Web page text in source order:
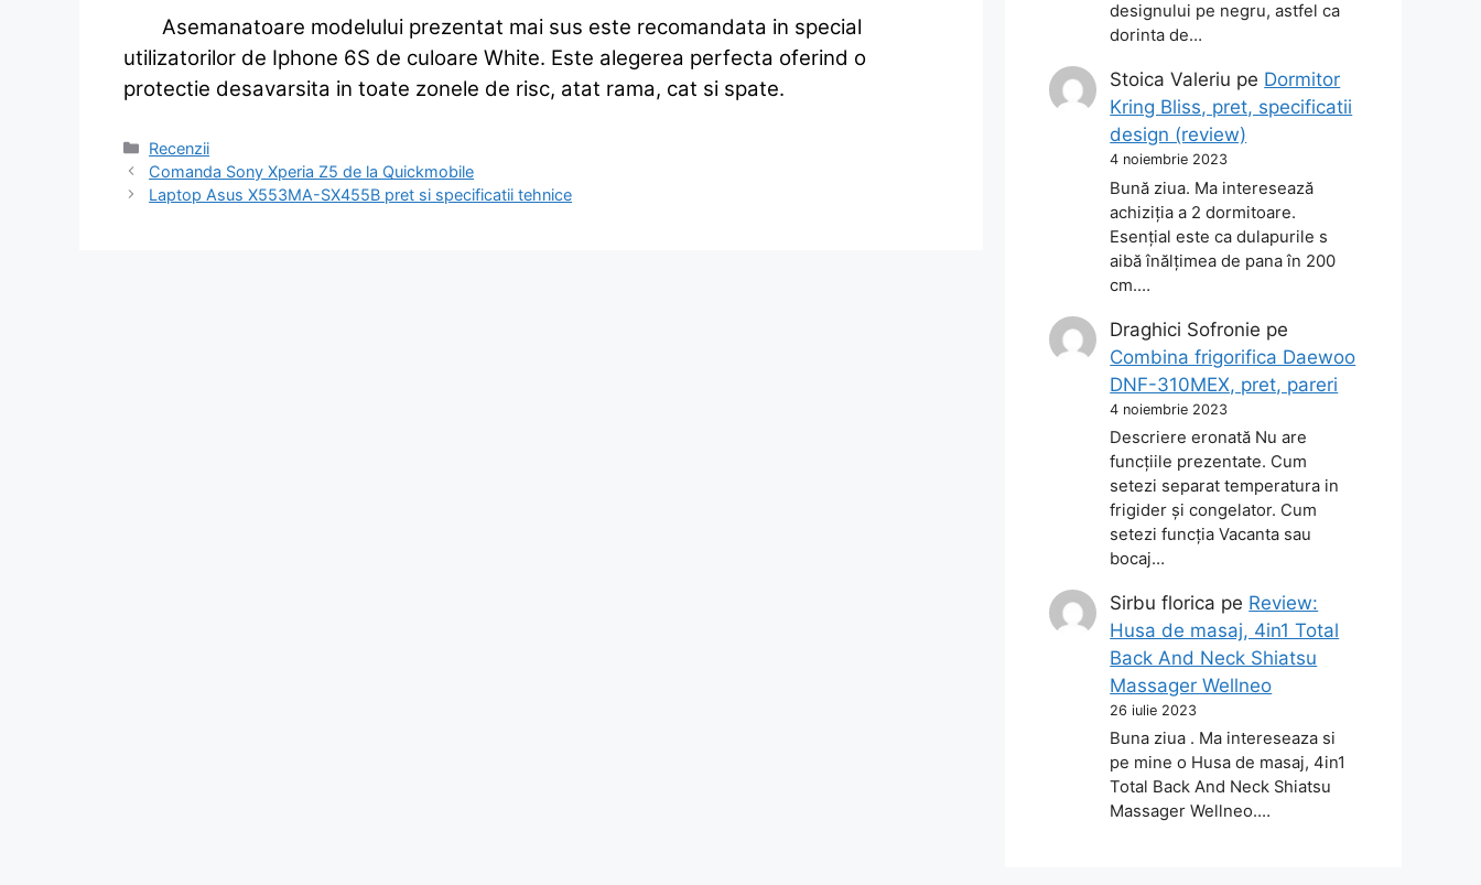
Asemanatoare modelului prezentat mai sus este recomandata in special
utilizatorilor de Iphone 6S de culoare White. Este alegerea perfecta oferind o
protectie desavarsita in toate zonele de risc, atat rama, cat si spate.
Categorii
Recenzii
Navigare
în
Comanda Sony Xperia Z5 de la Quickmobile
Laptop Asus X553MA-SX455B pret si specificatii tehnice
designului pe negru, astfel ca
dorinta de…
Stoica Valeriu pe Dormitor
Kring Bliss, pret, specificatii
design (review)
4 noiembrie 2023
Bună ziua. Ma interesează
achiziția a 2 dormitoare.
Esențial este ca dulapurile s
aibă înălțimea de pana în 200
cm.…
Draghici Sofronie pe
Combina frigorifica Daewoo
DNF-310MEX, pret, pareri
4 noiembrie 2023
Descriere eronată Nu are
funcțiile prezentate. Cum
setezi separat temperatura in
frigider și congelator. Cum
setezi funcția Vacanta sau
bocaj…
Sirbu florica pe Review:
Husa de masaj, 4in1 Total
Back And Neck Shiatsu
Massager Wellneo
26 iulie 2023
Buna ziua . Ma intereseaza si
pe mine o Husa de masaj, 4in1
Total Back And Neck Shiatsu
Massager Wellneo.…